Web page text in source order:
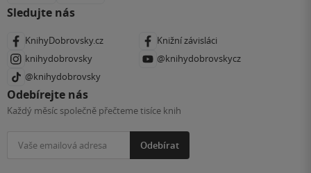
Sledujte nás
KnihyDobrovsky.cz
Knižní závisláci
knihydobrovsky
@knihydobrovskycz
@knihydobrovsky
Odebírejte nás
Každý měsíc společně přečteme tisíce knih
Odebírat